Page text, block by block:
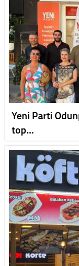
Yeni Parti
top…